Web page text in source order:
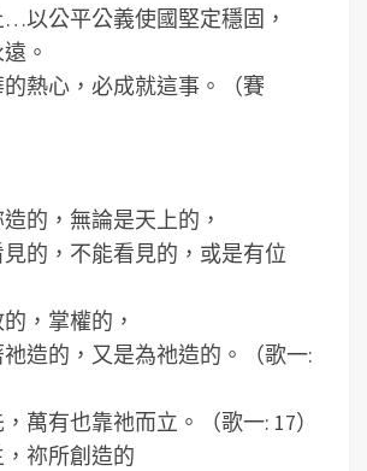
以公平公義使國堅定穩固，
。
熱心，必成就這事。（賽
的，無論是天上的，
的，不能看見的，或是有位
，掌權的，
造的，又是為祂造的。（歌一:
萬有也靠祂而立。（歌一: 17）
祢所創造的